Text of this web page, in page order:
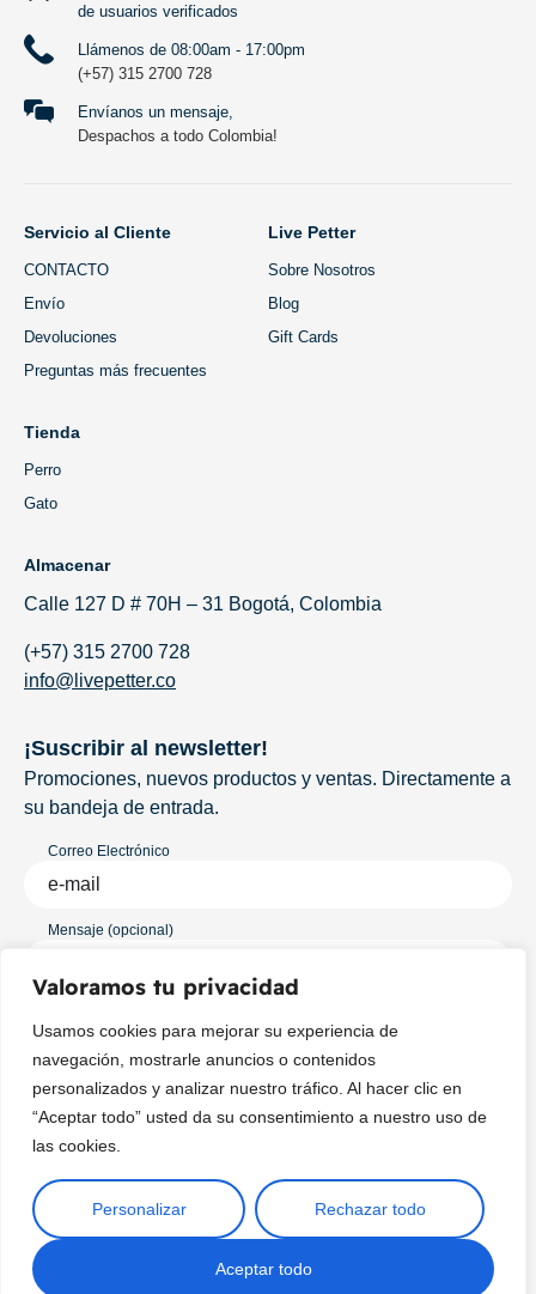
Valoramos tu privacidad
Usamos cookies para mejorar su experiencia de
navegación, mostrarle anuncios o contenidos
personalizados y analizar nuestro tráfico. Al hacer clic en
“Aceptar todo” usted da su consentimiento a nuestro uso de
las cookies.
Personalizar Rechazar todo
Aceptar todo
de usuarios verificados
Llámenos de 08:00am - 17:00pm
(+57) 315 2700 728
Envíanos un mensaje,
Despachos a todo Colombia!
Servicio al Cliente
CONTACTO
Envío
Devoluciones
Preguntas más frecuentes
Live Petter
Sobre Nosotros
Blog
Gift Cards
Tienda
Perro
Gato
Almacenar
Calle 127 D # 70H – 31 Bogotá, Colombia
(+57) 315 2700 728
info@livepetter.co
Copyright © 2025 ¦ livepetter: Todos los derechos reservados.
política de privacidad
¡Suscribir al newsletter!
Promociones, nuevos productos y ventas. Directamente a
su bandeja de entrada.
Correo Electrónico
Mensaje (opcional)
Suscribir